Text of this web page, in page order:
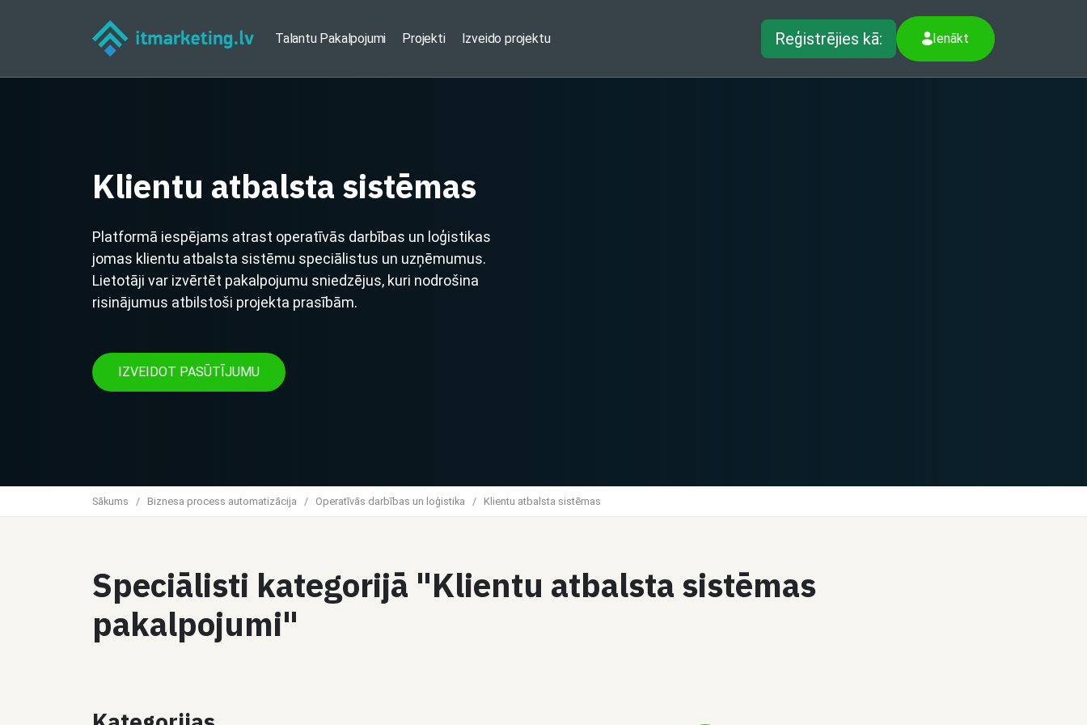
Talantu Pakalpojumi Projekti Izveido projektu Reģistrējies kā: Ienākt
Klientu atbalsta sistēmas
Platformā iespējams atrast operatīvās darbības un loģistikas
jomas klientu atbalsta sistēmu speciālistus un uzņēmumus.
Lietotāji var izvērtēt pakalpojumu sniedzējus, kuri nodrošina
risinājumus atbilstoši projekta prasībām.
IZVEIDOT PASŪTĪJUMU
Sākums / Biznesa process automatizācija / Operatīvās darbības un loģistika / Klientu atbalsta sistēmas
Speciālisti kategorijā "Klientu atbalsta sistēmas
pakalpojumi"
Čats